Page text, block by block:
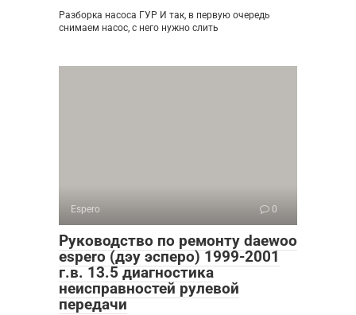
Разборка насоса ГУР И так, в первую очередь
снимаем насос, с него нужно слить
Espero 0
Руководство по ремонту daewoo
espero (дэу эсперо) 1999-2001
г.в. 13.5 диагностика
неисправностей рулевой
передачи